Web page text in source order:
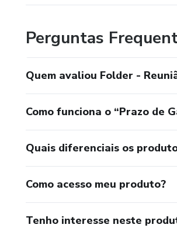
Perguntas
Quem avaliou Folder -
Como funciona o “Prazo de
Quais diferenciais os
Como acesso meu produto?
Tenho interesse neste